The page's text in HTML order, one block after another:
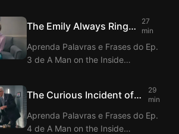
coreano do Langflix! O Langflix
oferece tradução dos Diálogos do
Ep. 2 de A Man on the Inside com
The Emily Always Rings
27
min
Aprenda Palavras e Frases do Ep.
3 de A Man on the Inside
coreano do Langflix! O Langflix
oferece tradução dos Diálogos do
Ep. 3 de A Man on the Inside com
The Curious Incident of
Class
29
min
Aprenda Palavras e Frases do Ep.
4 de A Man on the Inside